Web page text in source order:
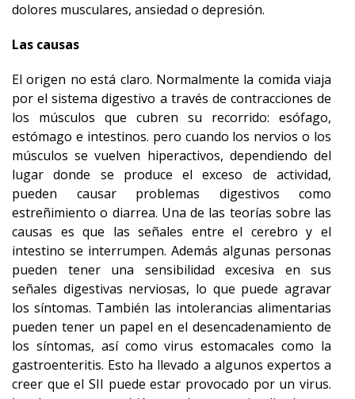
dolores musculares, ansiedad o depresión.
Las causas
El origen no está claro. Normalmente la comida viaja
por el sistema digestivo a través de contracciones de
los músculos que cubren su recorrido: esófago,
estómago e intestinos. pero cuando los nervios o los
músculos se vuelven hiperactivos, dependiendo del
lugar donde se produce el exceso de actividad,
pueden causar problemas digestivos como
estreñimiento o diarrea. Una de las teorías sobre las
causas es que las señales entre el cerebro y el
intestino se interrumpen. Además algunas personas
pueden tener una sensibilidad excesiva en sus
señales digestivas nerviosas, lo que puede agravar
los síntomas. También las intolerancias alimentarias
pueden tener un papel en el desencadenamiento de
los síntomas, así como virus estomacales como la
gastroenteritis. Esto ha llevado a algunos expertos a
creer que el SII puede estar provocado por un virus.